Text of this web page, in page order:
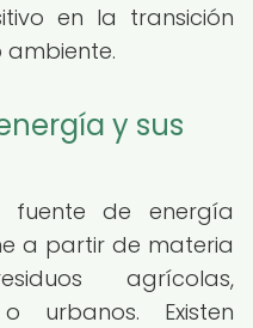
en la transición
ambiente.
y sus
fuente de energía
a partir de materia
agrícolas,
urbanos. Existen